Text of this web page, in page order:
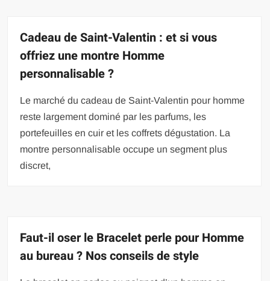
Cadeau de Saint-Valentin : et si vous
offriez une montre Homme
personnalisable ?
Le marché du cadeau de Saint-Valentin pour homme
reste largement dominé par les parfums, les
portefeuilles en cuir et les coffrets dégustation. La
montre personnalisable occupe un segment plus
discret,
Faut-il oser le Bracelet perle pour Homme
au bureau ? Nos conseils de style